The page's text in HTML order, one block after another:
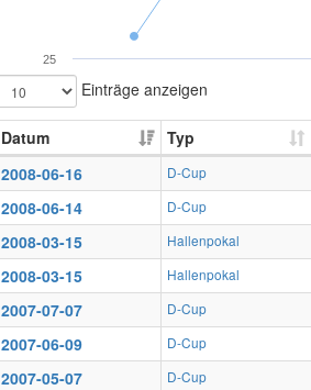
25
Einträge anzeigen
Datum
Typ
2008-06-16
D-Cup
2008-06-14 D-Cup
2008-03-15 Hallenpokal
2008-03-15 Hallenpokal
2007-07-07 D-Cup
2007-06-09 D-Cup
2007-05-07 D-Cup